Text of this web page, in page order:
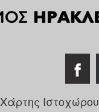
Χάρτης Ιστοχώρου